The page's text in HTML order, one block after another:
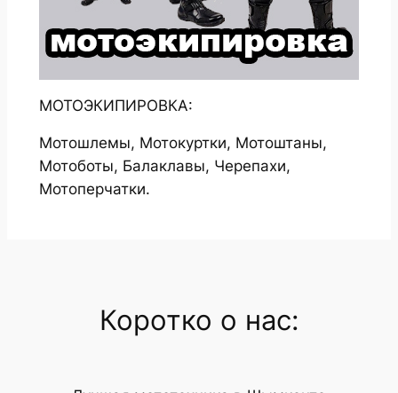
МОТОЭКИПИРОВКА:
Мотошлемы, Мотокуртки, Мотоштаны,
Мотоботы, Балаклавы, Черепахи,
Мотоперчатки.
Коротко о нас: